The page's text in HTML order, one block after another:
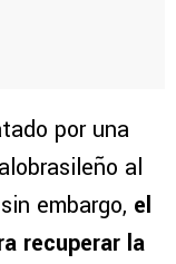
por una
al
embargo, el
recuperar la